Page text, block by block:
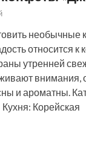
необычные
относится к
утренней
внимания,
и ароматны.
Корейская